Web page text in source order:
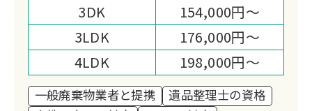
3DK
154,000円～
3LDK
176,000円～
4LDK
198,000円～
一般廃棄物業者と提携
遺品整理士の資格